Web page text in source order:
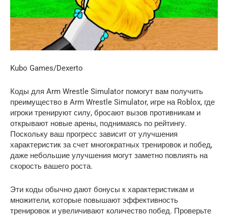
Kubo Games/Dexerto
Коды для Arm Wrestle Simulator помогут вам получить
преимущество в Arm Wrestle Simulator, игре на Roblox, где
игроки тренируют силу, бросают вызов противникам и
открывают новые арены, поднимаясь по рейтингу.
Поскольку ваш прогресс зависит от улучшения
характеристик за счет многократных тренировок и побед,
даже небольшие улучшения могут заметно повлиять на
скорость вашего роста.
Эти коды обычно дают бонусы к характеристикам и
множители, которые повышают эффективность
тренировок и увеличивают количество побед. Проверьте